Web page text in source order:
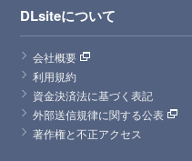
DLsiteについて
会社概要
利用規約
資金決済法に基づく表記
外部送信規律に関する公表
著作権と不正アクセス